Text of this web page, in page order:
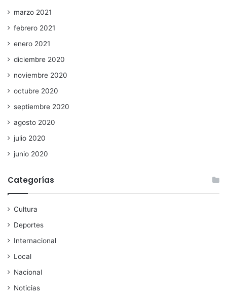
marzo 2021
febrero 2021
enero 2021
diciembre 2020
noviembre 2020
octubre 2020
septiembre 2020
agosto 2020
julio 2020
junio 2020
Categorías
Cultura
Deportes
Internacional
Local
Nacional
Noticias